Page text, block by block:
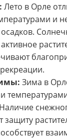
Лето в Орле
и
Зима в
защиту